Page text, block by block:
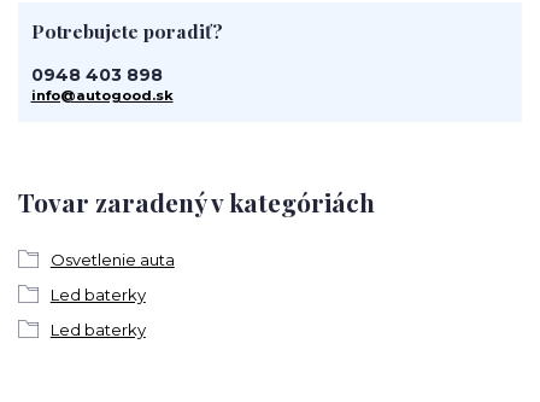
Tovar zaradený v kategóriách
Osvetlenie auta
Led baterky
Led baterky
Potrebujete poradiť?
0948 403 898
info@autogood.sk